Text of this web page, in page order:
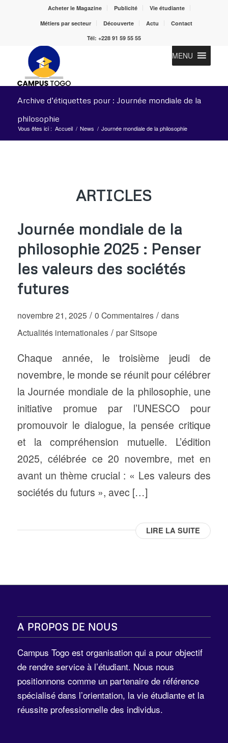
Acheter le Magazine Publicité
Vie étudiante
Métiers par secteur
Découverte Actu
Contact
Tél: +228 91 59 55 55
MENU
Archive d’étiquettes pour : Journée mondiale de la
philosophie
Vous êtes ici : Accueil / News / Journée mondiale de la philosophie
ARTICLES
Journée mondiale de la
philosophie 2025 : Penser
les valeurs des sociétés
futures
novembre 21, 2025 / 0 Commentaires / dans
Actualités internationales / parSitsope
Chaque année, le troisième jeudi de
novembre, le monde se réunit pour célébrer
la Journée mondiale de la philosophie, une
initiative promue par l’UNESCO pour
promouvoir le dialogue, la pensée critique
et la compréhension mutuelle. L’édition
2025, célébrée ce 20 novembre, met en
avant un thème crucial : « Les valeurs des
sociétés du futurs », avec […]
LIRE LA SUITE
A PROPOS DE NOUS
Campus Togo est organisation qui a pour objectif
de rendre service à l’étudiant. Nous nous
positionnons comme un partenaire de référence
spécialisé dans l’orientation, la vie étudiante et la
réussite professionnelle des individus.